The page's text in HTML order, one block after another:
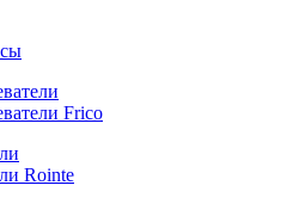
Frico
Rointe